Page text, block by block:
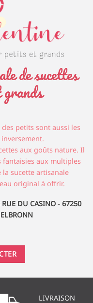
de sucettes
petits sont aussi les
aux goûts nature. Il
fantaisies aux multiples
sucette artisanale
original à offrir.
RUE DU CASINO - 67250
LIVRAISON